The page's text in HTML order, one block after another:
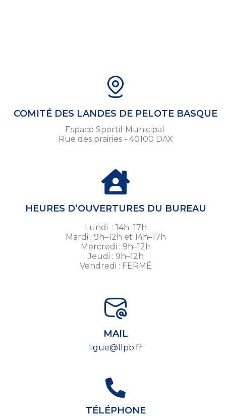
COMITÉ DES LANDES DE PELOTE BASQUE
Espace Sportif Municipal
Rue des prairies - 40100 DAX
HEURES D’OUVERTURES DU BUREAU
Lundi : 14h–17h
Mardi : 9h–12h et 14h–17h
Mercredi : 9h–12h
Jeudi : 9h–12h
Vendredi : FERMÉ
MAIL
ligue@llpb.fr
TÉLÉPHONE